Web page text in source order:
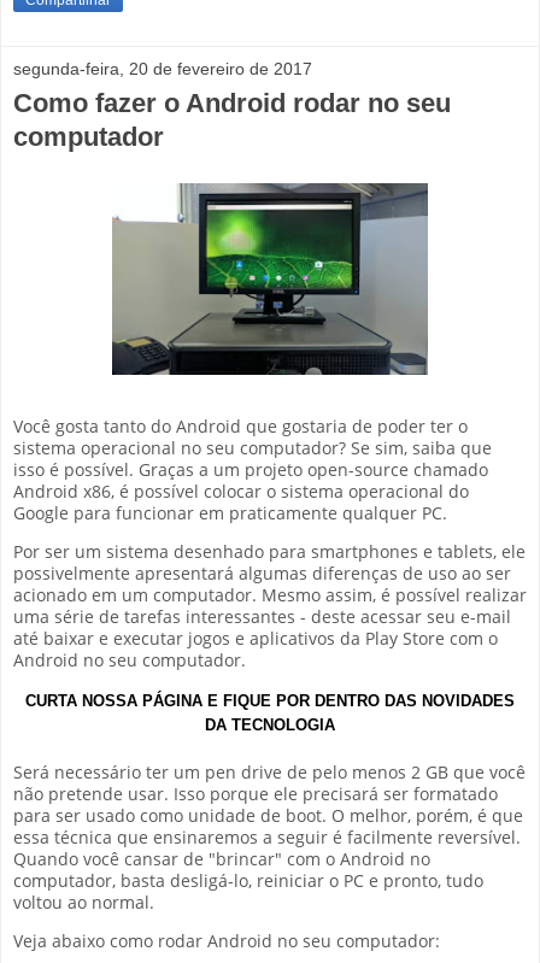
segunda-feira, 20 de fevereiro de 2017
Como fazer o Android rodar no seu
computador
Você gosta tanto do Android que gostaria de poder ter o
sistema operacional no seu computador? Se sim, saiba que
isso é possível. Graças a um projeto open-source chamado
Android x86, é possível colocar o sistema operacional do
Google para funcionar em praticamente qualquer PC.
Por ser um sistema desenhado para smartphones e tablets, ele
possivelmente apresentará algumas diferenças de uso ao ser
acionado em um computador. Mesmo assim, é possível realizar
uma série de tarefas interessantes - deste acessar seu e-mail
até baixar e executar jogos e aplicativos da Play Store com o
Android no seu computador.
CURTA NOSSA PÁGINA E FIQUE POR DENTRO DAS NOVIDADES
DA TECNOLOGIA
Será necessário ter um pen drive de pelo menos 2 GB que você
não pretende usar. Isso porque ele precisará ser formatado
para ser usado como unidade de boot. O melhor, porém, é que
essa técnica que ensinaremos a seguir é facilmente reversível.
Quando você cansar de "brincar" com o Android no
computador, basta desligá-lo, reiniciar o PC e pronto, tudo
voltou ao normal.
Veja abaixo como rodar Android no seu computador: